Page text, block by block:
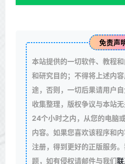
免责声
本站提供的一切软件、教程
和研究目的；不得将上述内
途，否则，一切后果请用户
收集整理，版权争议与本站
24个小时之内，从您的电脑
内容。如果您喜欢该程序和
注册，得到更好的正版服务
题，如有侵权请邮件与我们